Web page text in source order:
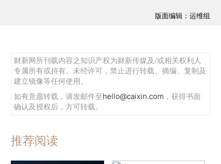
版面编辑：运维组
财新网所刊载内容之知识产权为财新传媒及/或相关权利人
专属所有或持有。未经许可，禁止进行转载、摘编、复制及
建立镜像等任何使用。
如有意愿转载，请发邮件至hello@caixin.com ，获得书面
确认及授权后，方可转载。
推荐阅读